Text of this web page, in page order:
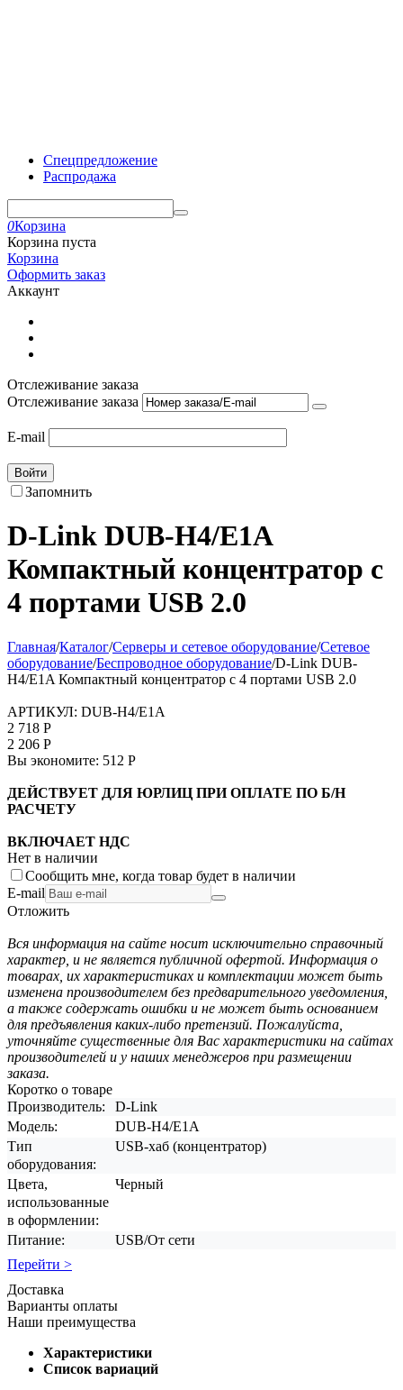
Спецпредложение
Распродажа
0Корзина
Корзина пуста
Корзина
Оформить заказ
Аккаунт
Отслеживание заказа
Отслеживание заказа
E-mail
Войти
Запомнить
D-Link DUB-H4/E1A
Компактный концентратор с
4 портами USB 2.0
Главная/Каталог/Серверы и сетевое оборудование/Сетевое
оборудование/Беспроводное оборудование/D-Link DUB-
H4/E1A Компактный концентратор с 4 портами USB 2.0
АРТИКУЛ: DUB-H4/E1A
2 718 Р
2 206 Р
Вы экономите: 512 Р
ДЕЙСТВУЕТ ДЛЯ ЮРЛИЦ ПРИ ОПЛАТЕ ПО Б/Н
РАСЧЕТУ
ВКЛЮЧАЕТ НДС
Нет в наличии
Сообщить мне, когда товар будет в наличии
E-mail
Отложить
Вся информация на сайте носит исключительно справочный
характер, и не является публичной офертой. Информация о
товарах, их характеристиках и комплектации может быть
изменена производителем без предварительного уведомления,
а также содержать ошибки и не может быть основанием
для предъявления каких-либо претензий. Пожалуйста,
уточняйте существенные для Вас характеристики на сайтах
производителей и у наших менеджеров при размещении
заказа.
Коротко о товаре
Производитель:
D-Link
Модель:
DUB-H4/E1A
Тип
оборудования:
USB-хаб (концентратор)
Цвета,
использованные
в оформлении:
Черный
Питание:
USB/От сети
Перейти >
Доставка
Варианты оплаты
Наши преимущества
Характеристики
Список вариаций